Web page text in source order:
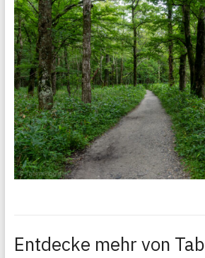
Entdecke mehr von